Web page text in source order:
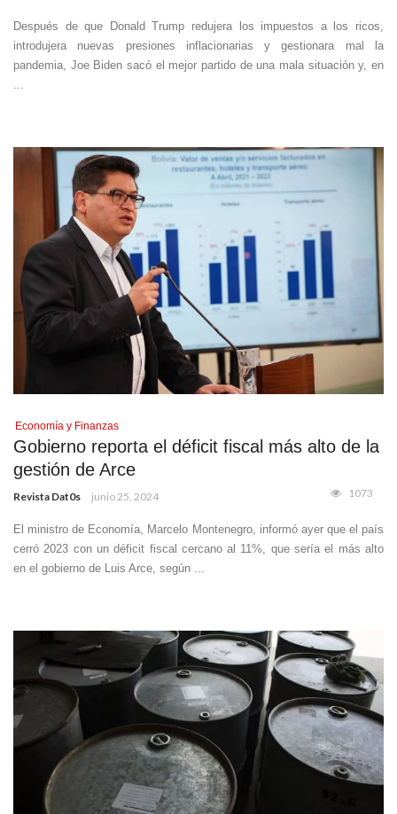
Después de que Donald Trump redujera los impuestos a los ricos,
introdujera nuevas presiones inflacionarias y gestionara mal la
pandemia, Joe Biden sacó el mejor partido de una mala situación y, en
...
Economía y Finanzas
Gobierno reporta el déficit fiscal más alto de la
gestión de Arce
Revista Dat0s junio 25, 2024 1073
El ministro de Economía, Marcelo Montenegro, informó ayer que el país
cerró 2023 con un déficit fiscal cercano al 11%, que sería el más alto
en el gobierno de Luis Arce, según ...